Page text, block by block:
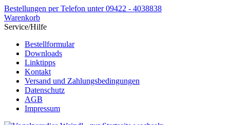
Bestellungen per Telefon unter 09422 - 4038838
Warenkorb
Service/Hilfe
Bestellformular
Downloads
Linktipps
Kontakt
Versand und Zahlungsbedingungen
Datenschutz
AGB
Impressum